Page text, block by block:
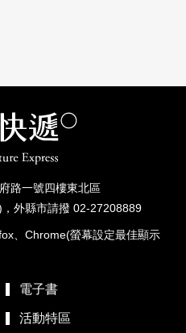
路一號四樓東北區
外縣市請撥 02-27208889
、Chrome(螢幕設定最佳顯示
電子書
活動特區